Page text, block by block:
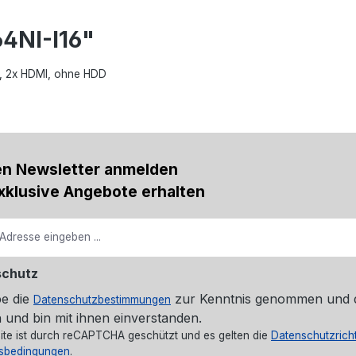
I16"
2x HDMI, ohne HDD
Newsletter anmelden
Angebote erhalten
die Datenschutzbestimmungen zur Kenntnis genommen und
und bin mit ihnen einverstanden.
ist durch reCAPTCHA geschützt und es gelten die
.